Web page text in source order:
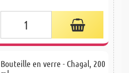
Bouteille en verre - Chagal, 200